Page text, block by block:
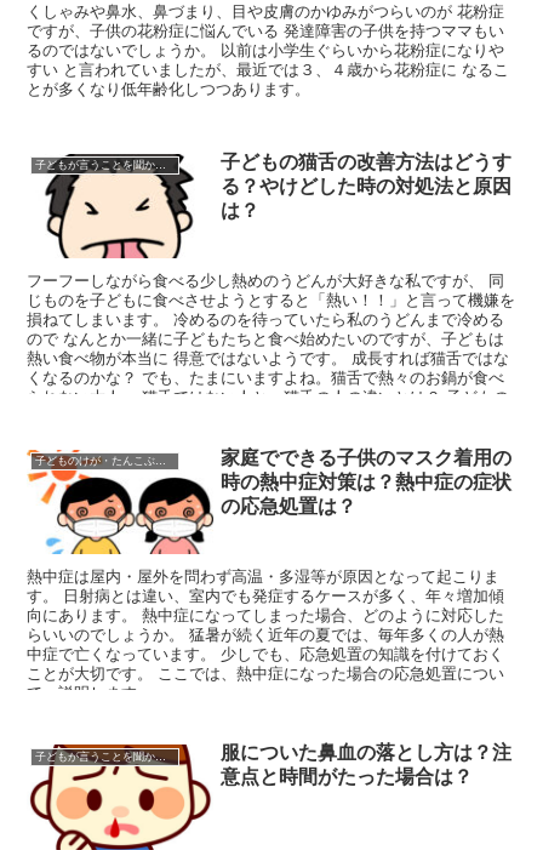
くしゃみや鼻水、鼻づまり、目や皮膚のかゆみがつらいのが 花粉症
ですが、子供の花粉症に悩んでいる 発達障害の子供を持つママもい
るのではないでしょうか。 以前は小学生ぐらいから花粉症になりや
すい と言われていましたが、最近では３、４歳から花粉症に なるこ
とが多くなり低年齢化しつつあります。
子どもが言うことを聞かない時
子どもの猫舌の改善方法はどうす
る？やけどした時の対処法と原因
は？
フーフーしながら食べる少し熱めのうどんが大好きな私ですが、 同
じものを子どもに食べさせようとすると「熱い！！」と言って機嫌を
損ねてしまいます。 冷めるのを待っていたら私のうどんまで冷める
ので なんとか一緒に子どもたちと食べ始めたいのですが、子どもは
熱い食べ物が本当に 得意ではないようです。 成長すれば猫舌ではな
くなるのかな？ でも、たまにいますよね。猫舌で熱々のお鍋が食べ
られない大人。 猫舌ではない人と、猫舌の人の違いとは？ 子どもの
子どものけが・たんこぶ・応急処置
家庭でできる子供のマスク着用の
時の熱中症対策は？熱中症の症状
の応急処置は？
熱中症は屋内・屋外を問わず高温・多湿等が原因となって起こりま
す。 日射病とは違い、室内でも発症するケースが多く、年々増加傾
向にあります。 熱中症になってしまった場合、どのように対応した
らいいのでしょうか。 猛暑が続く近年の夏では、毎年多くの人が熱
中症で亡くなっています。 少しでも、応急処置の知識を付けておく
ことが大切です。 ここでは、熱中症になった場合の応急処置につい
て、説明します。
子どもが言うことを聞かない時
服についた鼻血の落とし方は？注
意点と時間がたった場合は？